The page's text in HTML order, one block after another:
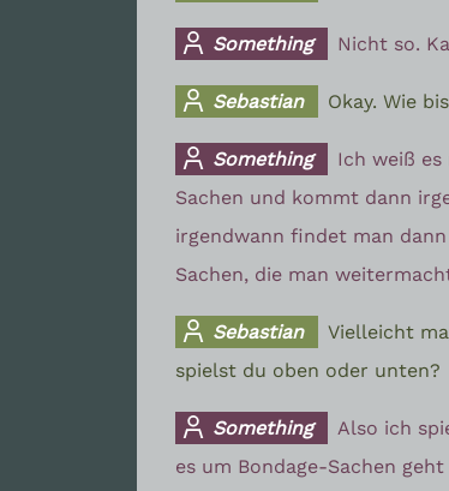
Something Nicht so.
Sebastian Okay. Wie
Something Ich weiß es
Sachen und kommt dann
irgendwann findet man
Sachen, die man
Sebastian Vielleicht
spielst du oben oder unten?
Something Also ich
es um Bondage-Sachen